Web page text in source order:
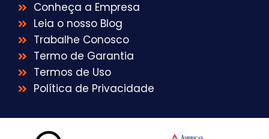
Conheça a Empresa
Leia o nosso Blog
Trabalhe Conosco
Termo de Garantia
Termos de Uso
Política de Privacidade